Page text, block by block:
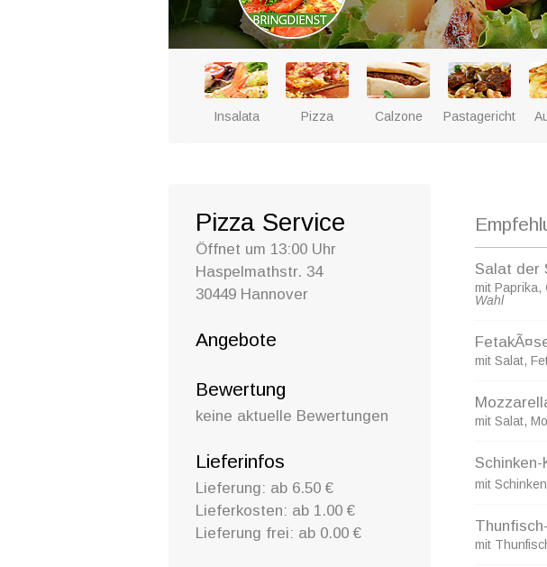
Insalata Pizza Calzone Pastagerichte
Pizza Service
Öffnet um 13:00 Uhr
Haspelmathstr. 34
30449 Hannover
Angebote
Bewertung
keine aktuelle Bewertungen
Lieferinfos
Lieferung: ab 6.50 €
Lieferkosten: ab 1.00 €
Lieferung frei: ab 0.00 €
Salat der
mit Paprika,
Wahl
mit Salat,
mit Salat,
mit Schinken
mit